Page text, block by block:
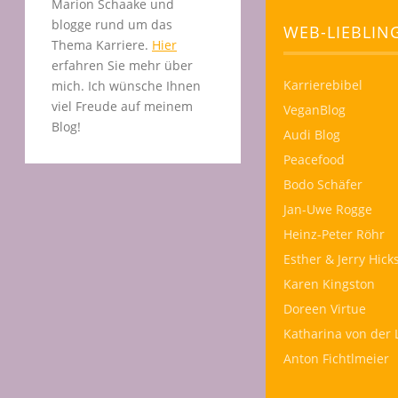
Marion Schaake und
blogge rund um das
Thema Karriere. Hier
erfahren Sie mehr über
mich. Ich wünsche Ihnen
viel Freude auf meinem
Blog!
WEB-
Karrierebibel
VeganBlog
Audi Blog
Peacefood
Bodo Schäfer
Jan-Uwe Rogge
Heinz-Peter Röhr
Esther & Jerry Hicks
Karen Kingston
Doreen Virtue
Katharina von der
Anton Fichtlmeier